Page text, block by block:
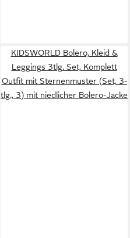
KIDSWORLD Bolero, Kleid &
Leggings 3tlg. Set, Komplett
Outfit mit Sternenmuster (Set, 3-
tlg., 3) mit niedlicher Bolero-Jacke